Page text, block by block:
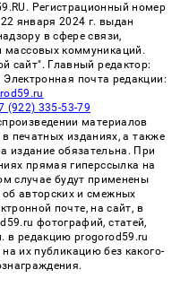
Регистрационный номер
января 2024 г. выдан
в сфере связи,
массовых коммуникаций.
сайт". Главный редактор:
почта редакции:
(922) 335-53-79
материалов
печатных изданиях, а также
издание обязательна. При
прямая гиперссылка на
случае будут применены
авторских и смежных
почте, на сайт, в
фотографий, статей,
в редакцию progorod59.ru
их публикацию без какого-